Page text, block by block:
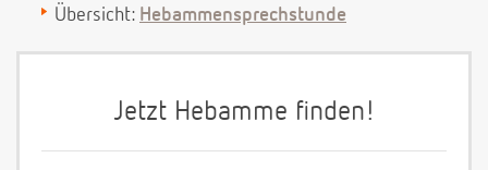
Übersicht: Hebammensprechstunde
Jetzt Hebamme finden!